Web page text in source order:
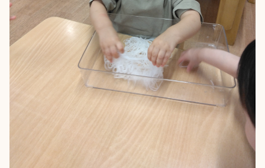
ホーム
利用者の声
プライバシーポリシー